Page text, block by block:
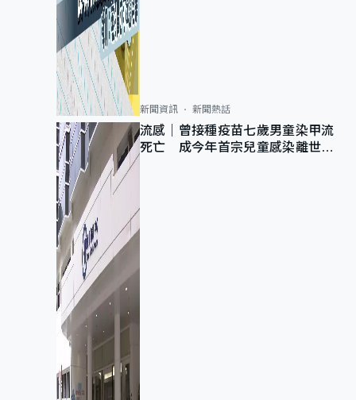
新聞資訊 新聞熱話
流感｜曾接種疫苗七歲男童染甲流
死亡 成今年首宗兒童感染離世個